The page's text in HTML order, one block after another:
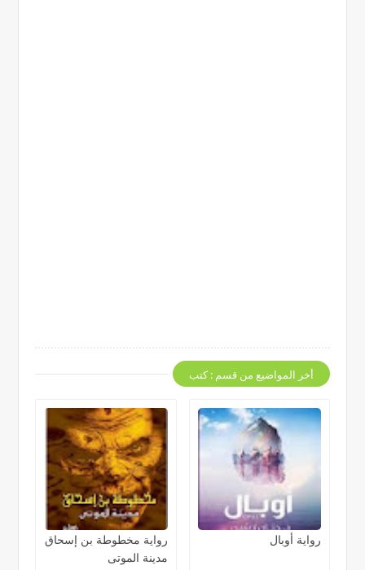
أخر المواضيع من قسم : كتب
رواية أوبال
رواية مخطوطة بن إسحاق
مدينة الموتى